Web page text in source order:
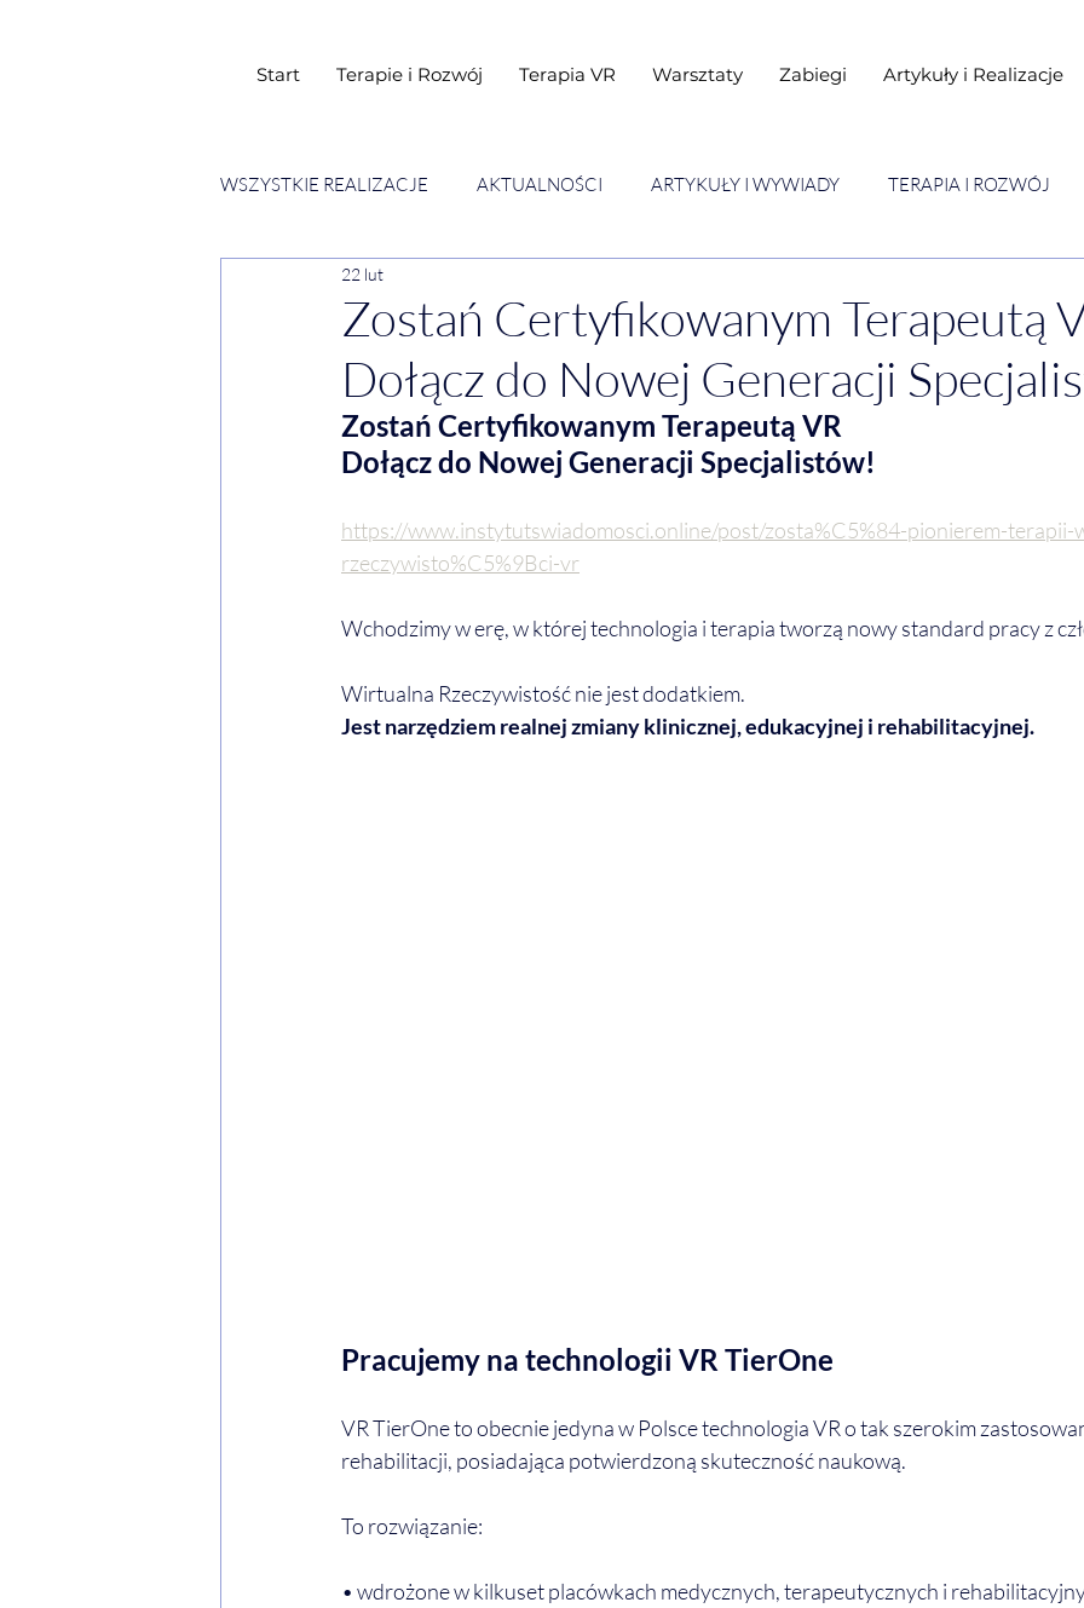
Start Terapie i Rozwój Terapia VR Warsztaty Zabiegi Artykuły i Realizacje
WSZYSTKIE REALIZACJE AKTUALNOŚCI ARTYKUŁY I WYWIADY TERAPIA I ROZWÓJ
SESJE ESENCJI CHWIL
Zostań Certyfikowanym Terapeutą
Dołącz do Nowej Generacji
22 lut
Zostań Certyfikowanym Terapeutą VR
Dołącz do Nowej Generacji Specjalistów!
https://www.instytutswiadomosci.online/post/zosta%C5%84-pionierem-terapii-
rzeczywisto%C5%9Bci-vr
Wchodzimy w erę, w której technologia i terapia tworzą nowy standard pracy z
Wirtualna Rzeczywistość nie jest dodatkiem.
Jest narzędziem realnej zmiany klinicznej, edukacyjnej i rehabilitacyjnej.
Pracujemy na technologii VR TierOne
VR TierOne to obecnie jedyna w Polsce technologia VR o tak szerokim
rehabilitacji, posiadająca potwierdzoną skuteczność naukową.
To rozwiązanie:
• wdrożone w kilkuset placówkach medycznych, terapeutycznych i